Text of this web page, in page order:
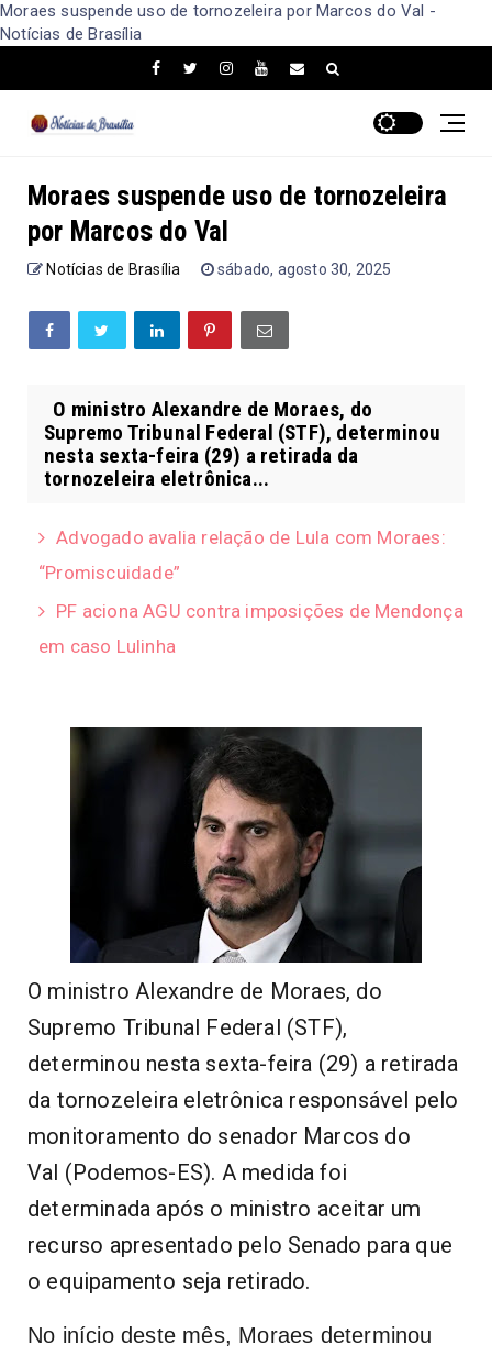
Moraes suspende uso de tornozeleira por Marcos do Val -
Notícias de Brasília
Moraes suspende uso de tornozeleira
por Marcos do Val
Notícias de Brasília sábado, agosto 30, 2025
O ministro Alexandre de Moraes, do
Supremo Tribunal Federal (STF), determinou
nesta sexta-feira (29) a retirada da
tornozeleira eletrônica...
Advogado avalia relação de Lula com Moraes:
“Promiscuidade”
PF aciona AGU contra imposições de Mendonça
em caso Lulinha
O ministro Alexandre de Moraes, do
Supremo Tribunal Federal (STF),
determinou nesta sexta-feira (29) a retirada
da tornozeleira eletrônica responsável pelo
monitoramento do senador Marcos do
Val (Podemos-ES). A medida foi
determinada após o ministro aceitar um
recurso apresentado pelo Senado para que
o equipamento seja retirado.
No início deste mês, Moraes determinou